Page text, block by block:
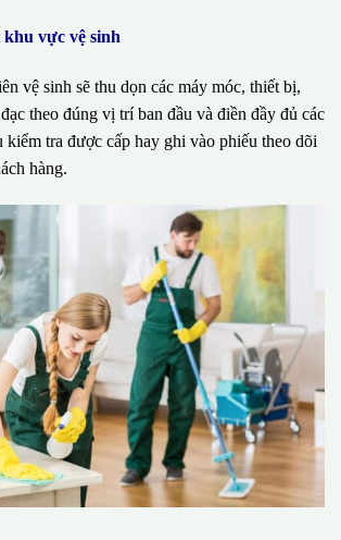
vực vệ sinh
vệ sinh sẽ thu dọn các máy móc, thiết bị,
theo đúng vị trí ban đầu và điền đầy đủ các
kiểm tra được cấp hay ghi vào phiếu theo dõi
hàng.